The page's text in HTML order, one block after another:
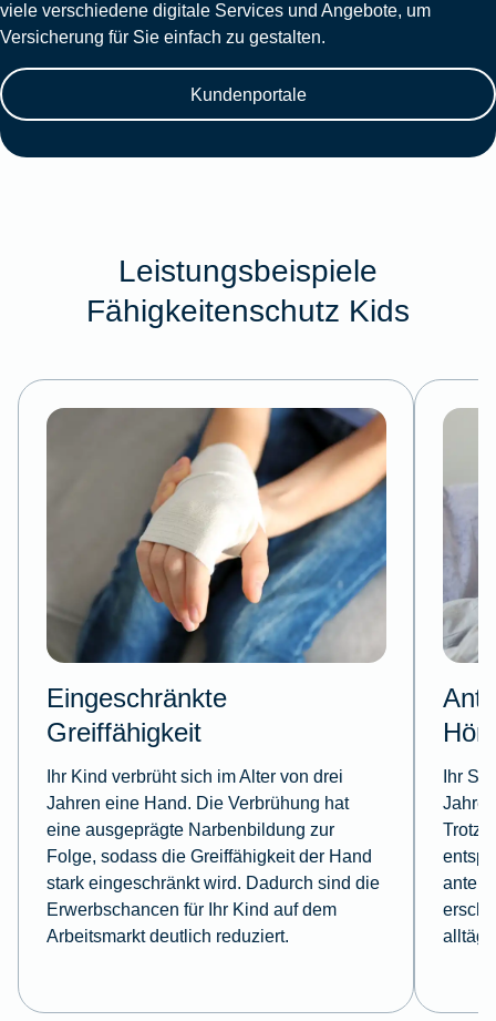
viele verschiedene digitale Services und Angebote, um
Versicherung für Sie einfach zu gestalten.
Kundenportale
Leistungsbeispiele
Fähigkeitenschutz Kids
Eingeschränkte
Greiffähigkeit
Ihr Kind verbrüht sich im Alter von drei
Jahren eine Hand. Die Verbrühung hat
eine ausgeprägte Narbenbildung zur
Folge, sodass die Greiffähigkeit der Hand
stark eingeschränkt wird. Dadurch sind die
Erwerbschancen für Ihr Kind auf dem
Arbeitsmarkt deutlich reduziert.
Ihr
Trotz